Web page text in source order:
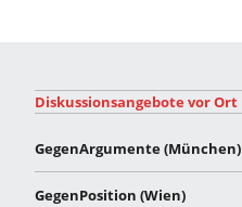
Diskussionsangebote vor Ort
GegenArgumente (München)
GegenPosition (Wien)